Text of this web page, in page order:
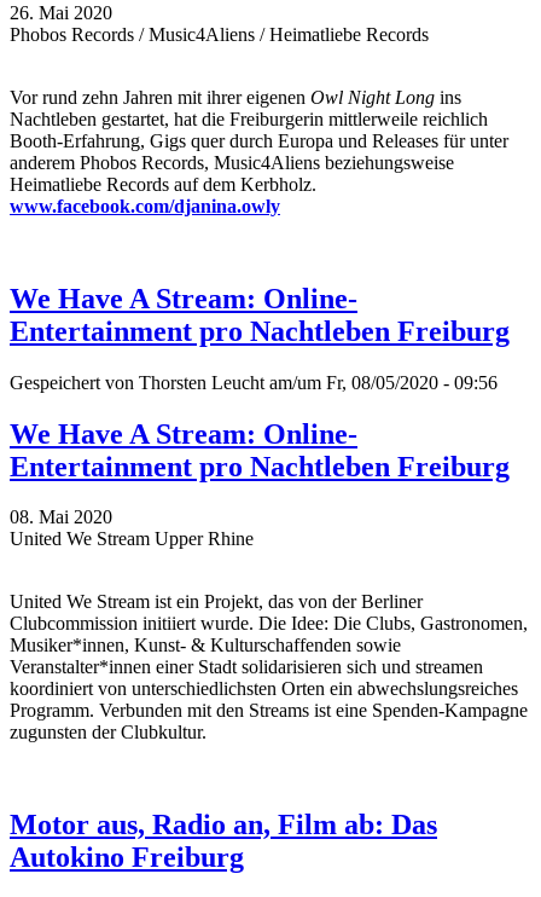
26. Mai 2020
Phobos Records / Music4Aliens / Heimatliebe Records
Vor rund zehn Jahren mit ihrer eigenen Owl Night Long ins
Nachtleben gestartet, hat die Freiburgerin mittlerweile reichlich
Booth-Erfahrung, Gigs quer durch Europa und Releases für unter
anderem Phobos Records, Music4Aliens beziehungsweise
Heimatliebe Records auf dem Kerbholz.
www.facebook.com/djanina.owly
We Have A Stream: Online-
Entertainment pro Nachtleben Freiburg
Gespeichert von Thorsten Leucht am/um Fr, 08/05/2020 - 09:56
We Have A Stream: Online-
Entertainment pro Nachtleben Freiburg
08. Mai 2020
United We Stream Upper Rhine
United We Stream ist ein Projekt, das von der Berliner
Clubcommission initiiert wurde. Die Idee: Die Clubs, Gastronomen,
Musiker*innen, Kunst- & Kulturschaffenden sowie
Veranstalter*innen einer Stadt solidarisieren sich und streamen
koordiniert von unterschiedlichsten Orten ein abwechslungsreiches
Programm. Verbunden mit den Streams ist eine Spenden-Kampagne
zugunsten der Clubkultur.
Motor aus, Radio an, Film ab: Das
Autokino Freiburg